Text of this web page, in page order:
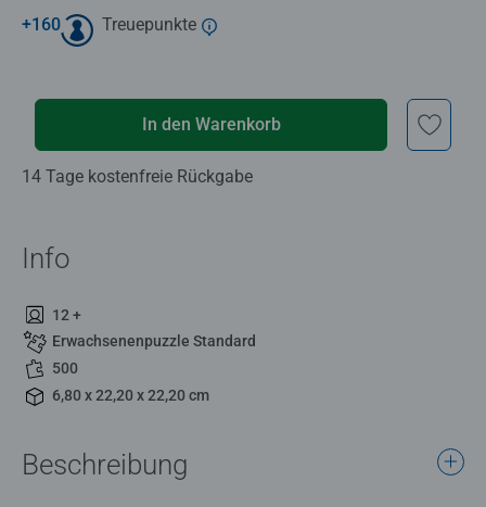
+160 Treuepunkte
In den Warenkorb
14 Tage kostenfreie Rückgabe
Info
12 +
Erwachsenenpuzzle Standard
500
6,80 x 22,20 x 22,20 cm
Beschreibung